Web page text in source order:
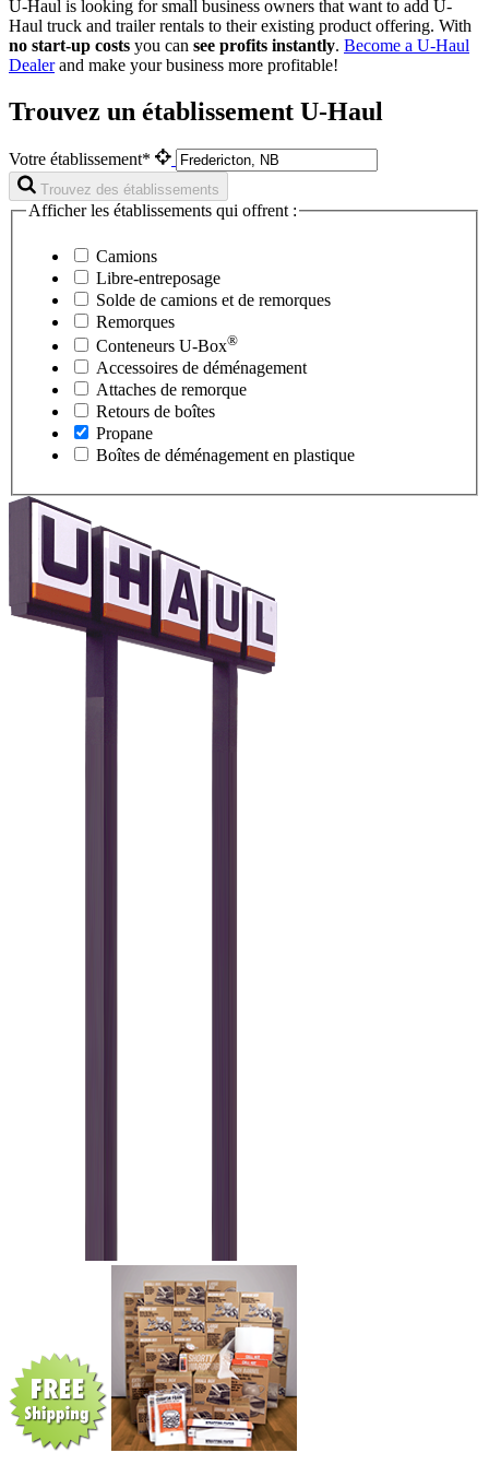
U-Haul is looking for small business owners that want to add U-
Haul truck and trailer rentals to their existing product offering. With
no start-up costs you can see profits instantly. Become a U-Haul
Dealerand make your business more profitable!
Trouvez un établissement U-Haul
Votre établissement*
Trouvez des établissements
Afficher les établissements qui offrent :
Camions
Libre-entreposage
Solde de camions et de remorques
Remorques
Conteneurs U-Box®
Accessoires de déménagement
Attaches de remorque
Retours de boîtes
Propane
Boîtes de déménagement en plastique